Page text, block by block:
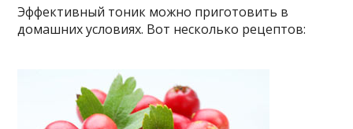
Эффективный тоник можно приготовить в
домашних условиях. Вот несколько рецептов: